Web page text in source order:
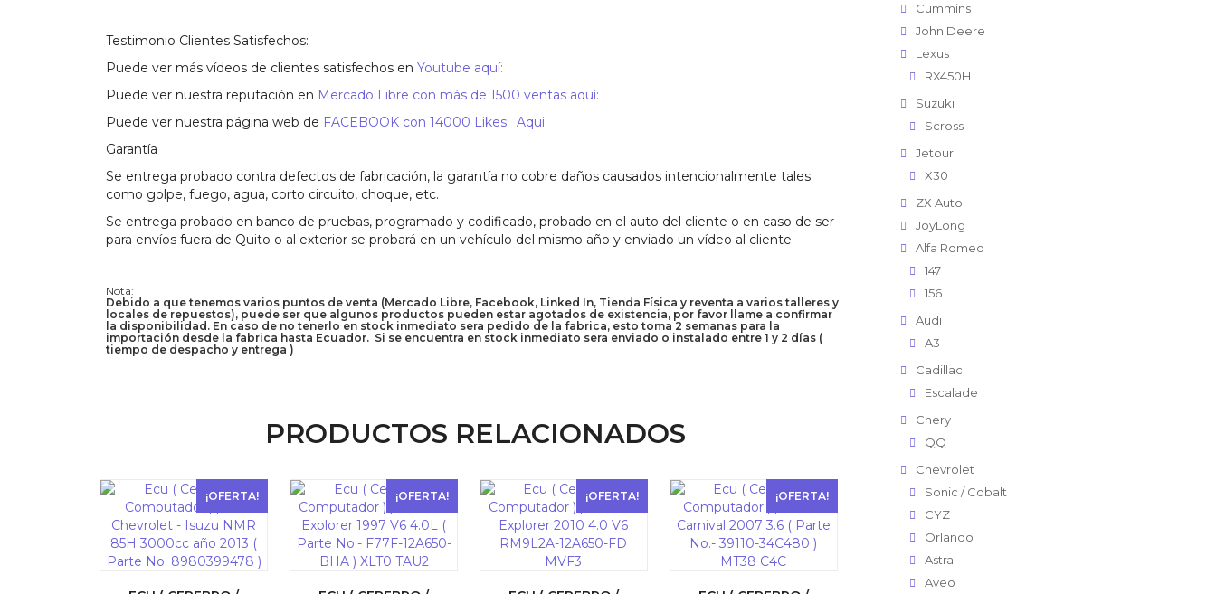
Testimonio Clientes Satisfechos:
Puede ver más vídeos de clientes satisfechos en Youtube aquí:
Puede ver nuestra reputación en Mercado Libre con más de 1500 ventas aquí:
Puede ver nuestra página web de FACEBOOK con 14000 Likes: Aqui:
Garantía
Se entrega probado contra defectos de fabricación, la garantía no cobre daños causados intencionalmente tales
como golpe, fuego, agua, corto circuito, choque, etc.
Se entrega probado en banco de pruebas, programado y codificado, probado en el auto del cliente o en caso de ser
para envíos fuera de Quito o al exterior se probará en un vehículo del mismo año y enviado un vídeo al cliente.
Nota:
Debido a que tenemos varios puntos de venta (Mercado Libre, Facebook, Linked In, Tienda Física y reventa a varios talleres y
locales de repuestos), puede ser que algunos productos pueden estar agotados de existencia, por favor llame a confirmar
la disponibilidad. En caso de no tenerlo en stock inmediato sera pedido de la fabrica, esto toma 2 semanas para la
importación desde la fabrica hasta Ecuador. Si se encuentra en stock inmediato sera enviado o instalado entre 1 y 2 días (
tiempo de despacho y entrega )
PRODUCTOS RELACIONADOS
¡OFERTA! ¡OFERTA! ¡OFERTA! ¡OFERTA!
Cummins
John Deere
Lexus
RX450H
Suzuki
Scross
Jetour
X30
ZX Auto
JoyLong
Alfa Romeo
147
156
Audi
A3
Cadillac
Escalade
Chery
QQ
Chevrolet
Sonic / Cobalt
CYZ
Orlando
Astra
Aveo